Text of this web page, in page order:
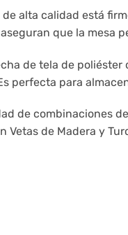
alta calidad está
que la mesa
de tela de
perfecta para
de combinaciones
de Madera y